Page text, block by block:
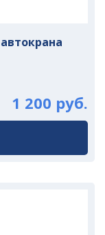
1 200 руб.